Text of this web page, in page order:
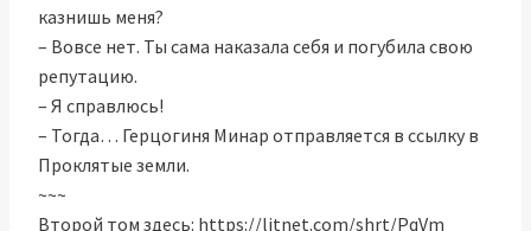
казнишь меня?
– Вовсе нет. Ты сама наказала себя и погубила свою
репутацию.
– Я справлюсь!
– Тогда… Герцогиня Минар отправляется в ссылку в
Проклятые земли.
~~~
Второй том здесь: https://litnet.com/shrt/PqVm